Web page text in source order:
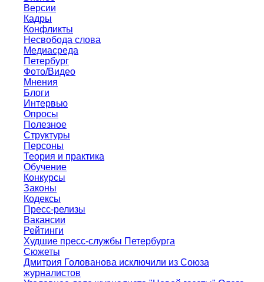
Версии
Кадры
Конфликты
Несвобода слова
Медиасреда
Петербург
Фото/Видео
Мнения
Блоги
Интервью
Опросы
Полезное
Структуры
Персоны
Теория и практика
Обучение
Конкурсы
Законы
Кодексы
Пресс-релизы
Вакансии
Рейтинги
Худшие пресс-службы Петербурга
Сюжеты
Дмитрия Голованова исключили из Союза
журналистов